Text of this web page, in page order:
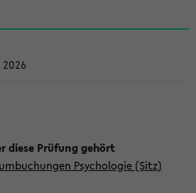
Psychologie (Sitz)